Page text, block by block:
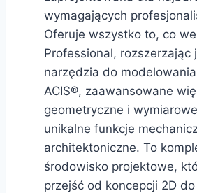
wymagających
Oferuje wszystko to, co
Professional, rozszerzając
narzędzia do
ACIS®, zaawansowane
geometryczne i
unikalne funkcje
architektoniczne. To
środowisko projektowe,
przejść od koncepcji 2D do